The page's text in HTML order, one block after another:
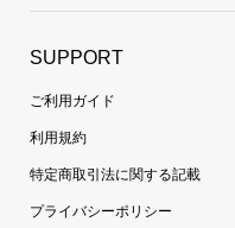
SUPPORT
ご利用ガイド
利用規約
特定商取引法に関する記載
プライバシーポリシー